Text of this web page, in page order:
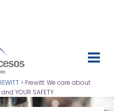
> Frewitt: We care about
YOUR SAFETY.